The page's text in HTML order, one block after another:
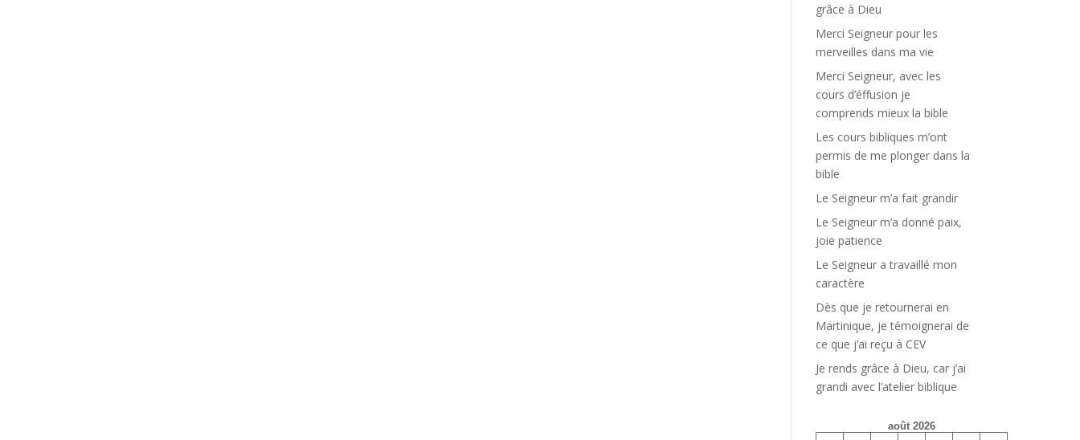
grâce à Dieu
Merci Seigneur pour les
merveilles dans ma vie
Merci Seigneur, avec les
cours d’éffusion je
comprends mieux la bible
Les cours bibliques m’ont
permis de me plonger dans la
bible
Le Seigneur m’a fait grandir
Le Seigneur m’a donné paix,
joie patience
Le Seigneur a travaillé mon
caractère
Dès que je retournerai en
Martinique, je témoignerai de
ce que j’ai reçu à CEV
Je rends grâce à Dieu, car j’ai
grandi avec l’atelier biblique
août 2026